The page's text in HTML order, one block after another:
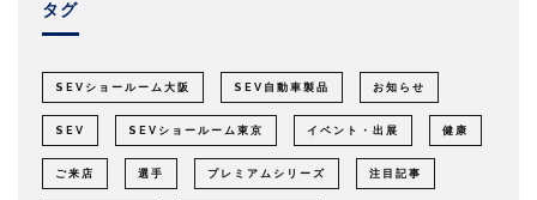
タグ
SEVショールーム大阪 SEV自動車製品 お知らせ
SEV SEVショールーム東京 イベント・出展 健康
ご来店 選手 プレミアムシリーズ 注目記事